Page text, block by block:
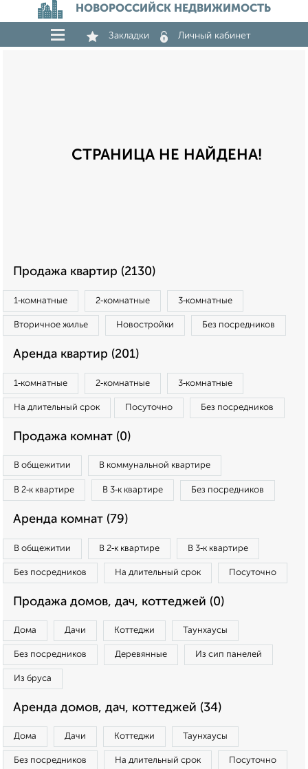
НОВОРОССИЙСК НЕДВИЖИМОСТЬ
Закладки Личный кабинет
СТРАНИЦА НЕ НАЙДЕНА!
Продажа квартир (2130)
1‑комнатные 2‑комнатные 3‑комнатные
Вторичное жилье Новостройки Без посредников
Аренда квартир (201)
1‑комнатные 2‑комнатные 3‑комнатные
На длительный срок Посуточно Без посредников
Продажа комнат (0)
В общежитии В коммунальной квартире
В 2‑к квартире В 3‑к квартире Без посредников
Аренда комнат (79)
В общежитии В 2‑к квартире В 3‑к квартире
Без посредников На длительный срок Посуточно
Продажа домов, дач, коттеджей (0)
Дома Дачи Коттеджи Таунхаусы
Без посредников Деревянные Из сип панелей
Из бруса
Аренда домов, дач, коттеджей (34)
Дома Дачи Коттеджи Таунхаусы
Без посредников На длительный срок Посуточно